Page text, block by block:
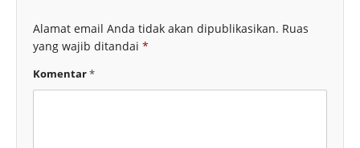
Alamat email Anda tidak akan dipublikasikan. Ruas
yang wajib ditandai *
Komentar*